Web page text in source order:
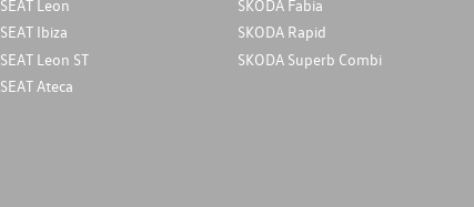
SEAT Leon
SEAT Ibiza
SEAT Leon ST
SEAT Ateca
SKODA Fabia
SKODA Rapid
SKODA Superb Combi